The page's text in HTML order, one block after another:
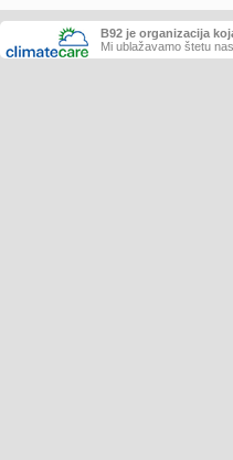
B92 je organizacija
Mi ublažavamo štetu